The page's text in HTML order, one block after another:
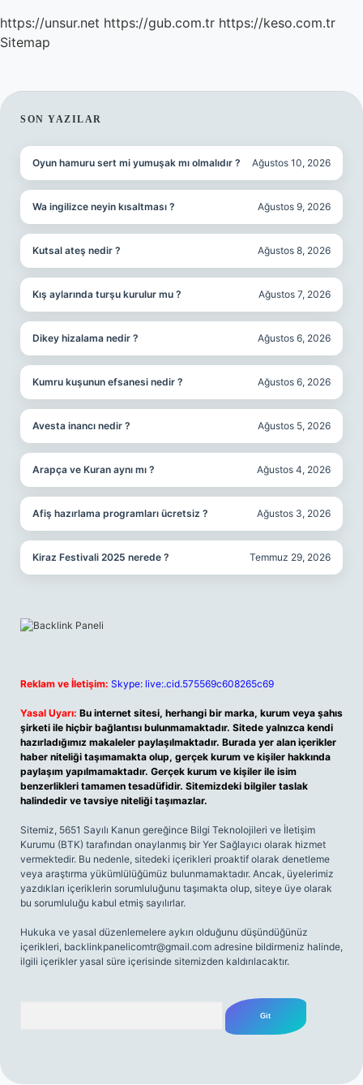
https://unsur.net https://gub.com.tr https://keso.com.tr
Sitemap
SIDEBAR
SON YAZILAR
Oyun hamuru sert mi yumuşak mı olmalıdır ? Ağustos 10, 2026
Wa ingilizce neyin kısaltması ? Ağustos 9, 2026
Kutsal ateş nedir ? Ağustos 8, 2026
Kış aylarında turşu kurulur mu ? Ağustos 7, 2026
Dikey hizalama nedir ? Ağustos 6, 2026
Kumru kuşunun efsanesi nedir ? Ağustos 6, 2026
Avesta inancı nedir ? Ağustos 5, 2026
Arapça ve Kuran aynı mı ? Ağustos 4, 2026
Afiş hazırlama programları ücretsiz ? Ağustos 3, 2026
Kiraz Festivali 2025 nerede ? Temmuz 29, 2026
Reklam ve İletişim: Skype: live:.cid.575569c608265c69
Yasal Uyarı: Bu internet sitesi, herhangi bir marka, kurum veya şahıs
şirketi ile hiçbir bağlantısı bulunmamaktadır. Sitede yalnızca kendi
hazırladığımız makaleler paylaşılmaktadır. Burada yer alan içerikler
haber niteliği taşımamakta olup, gerçek kurum ve kişiler hakkında
paylaşım yapılmamaktadır. Gerçek kurum ve kişiler ile isim
benzerlikleri tamamen tesadüfidir. Sitemizdeki bilgiler taslak
halindedir ve tavsiye niteliği taşımazlar.
Sitemiz, 5651 Sayılı Kanun gereğince Bilgi Teknolojileri ve İletişim
Kurumu (BTK) tarafından onaylanmış bir Yer Sağlayıcı olarak hizmet
vermektedir. Bu nedenle, sitedeki içerikleri proaktif olarak denetleme
veya araştırma yükümlülüğümüz bulunmamaktadır. Ancak, üyelerimiz
yazdıkları içeriklerin sorumluluğunu taşımakta olup, siteye üye olarak
bu sorumluluğu kabul etmiş sayılırlar.
Hukuka ve yasal düzenlemelere aykırı olduğunu düşündüğünüz
içerikleri, backlinkpanelicomtr@gmail.com adresine bildirmeniz halinde,
ilgili içerikler yasal süre içerisinde sitemizden kaldırılacaktır.